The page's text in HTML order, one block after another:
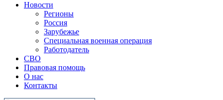
Новости
Регионы
Россия
Зарубежье
Специальная военная операция
Работодатель
СВО
Правовая помощь
О нас
Контакты